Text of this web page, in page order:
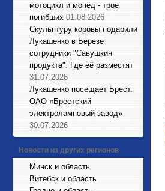
мотоцикл и мопед - трое
погибших 01.08.2026
Cкульптуру коровы подарили
Лукашенко в Березе
сотрудники "Савушкин
продукта". Где её разместят
31.07.2026
Лукашенко посещает Брест.
ОАО «Брестский
электроламповый завод»
30.07.2026
Новости из других регионов
Минск и область
Витебск и область